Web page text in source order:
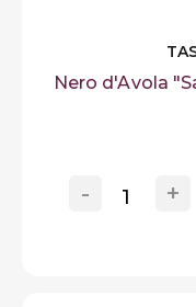
Nero d'Avola
+
-